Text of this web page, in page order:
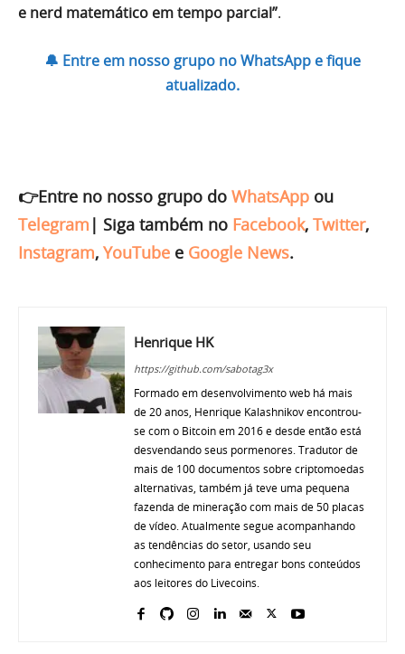
e nerd matemático em tempo parcial”.
🔔 Entre em nosso grupo no WhatsApp e fique
atualizado.
👉Entre no nosso grupo do WhatsApp ou
Telegram | Siga também no Facebook, Twitter,
Instagram, YouTube e Google News.
Henrique HK
https://github.com/sabotag3x
Formado em desenvolvimento web há mais
de 20 anos, Henrique Kalashnikov encontrou-
se com o Bitcoin em 2016 e desde então está
desvendando seus pormenores. Tradutor de
mais de 100 documentos sobre criptomoedas
alternativas, também já teve uma pequena
fazenda de mineração com mais de 50 placas
de vídeo. Atualmente segue acompanhando
as tendências do setor, usando seu
conhecimento para entregar bons conteúdos
aos leitores do Livecoins.